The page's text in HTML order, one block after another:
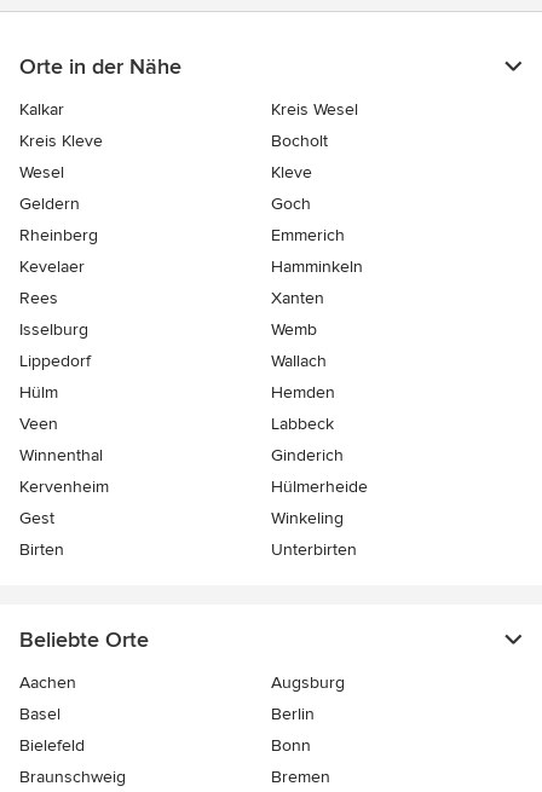
Orte in der Nähe
Kalkar
Kreis Wesel
Kreis Kleve
Bocholt
Wesel
Kleve
Geldern
Goch
Rheinberg
Emmerich
Kevelaer
Hamminkeln
Rees
Xanten
Isselburg
Wemb
Lippedorf
Wallach
Hülm
Hemden
Veen
Labbeck
Winnenthal
Ginderich
Kervenheim
Hülmerheide
Gest
Winkeling
Birten
Unterbirten
Beliebte Orte
Aachen
Augsburg
Basel
Berlin
Bielefeld
Bonn
Braunschweig
Bremen